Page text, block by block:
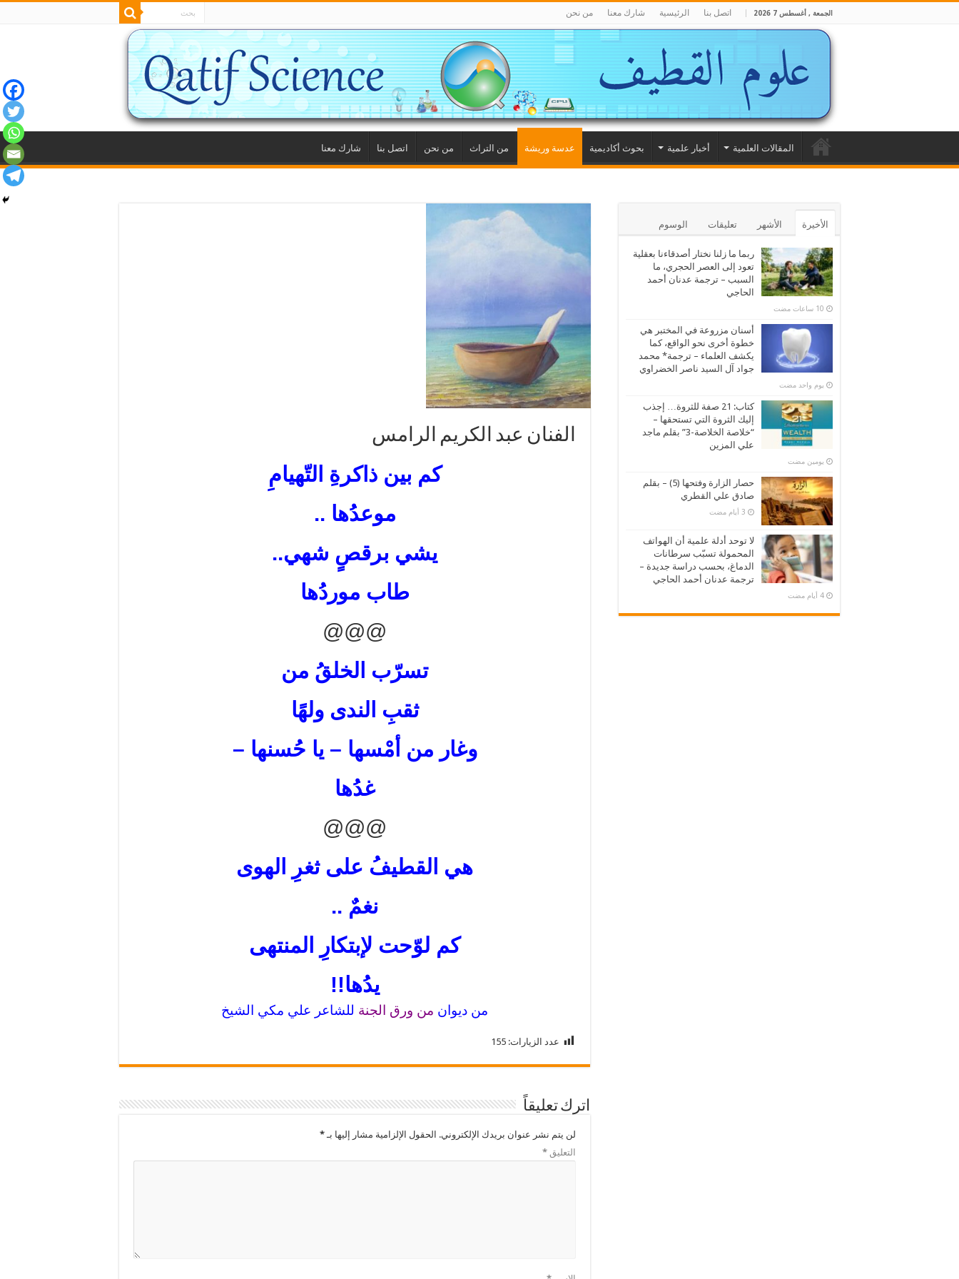
الجمعة , أغسطس 7 2026 اتصل بنا الرئيسية شارك معنا من نحن
المقالات العلمية أخبار علمية بحوث أكاديمية عدسة وريشة من التراث من نحن اتصل بنا شارك معنا
الفنان عبد الكريم الرامس
كم بين ذاكرةِ التّهيامِ
موعدُها ..
يشي برقصٍ شهي..
طاب موردُها
@@@
تسرّب الخلقُ من
ثقبِ الندى ولهًا
وغار من أمْسها – يا حُسنها –
غدُها
@@@
هي القطيفُ على ثغرِ الهوى
نغمٌ ..
كم لوّحت لإبتكارِ المنتهى
يدُها!!
من ديوان من ورق الجنة للشاعر علي مكي الشيخ
عدد الزيارات: 155
اترك تعليقاً
لن يتم نشر عنوان بريدك الإلكتروني. الحقول الإلزامية مشار إليها بـ *
التعليق *
الأخيرة الأشهر تعليقات الوسوم
ربما ما زلنا نختار أصدقاءنا بعقلية
تعود إلى العصر الحجري، ما
السبب – ترجمة عدنان أحمد
الحاجي
أسنان مزروعة في المختبر هي
خطوة أخرى نحو الواقع، كما
يكشف العلماء – ترجمة* محمد
جواد آل السيد ناصر الخضراوي
‏يوم واحد مضت
كتاب: 21 صفة للثروة… إجذب
إليك الثروة التي تستحقها –
“خلاصة الخلاصة-3” بقلم ماجد
علي المزين
‏يومين مضت
حصار الزارة وفتحها (5) – بقلم
صادق علي القطري
لا توحد أدلة علمية أن الهواتف
المحمولة تسبّب سرطانات
الدماغ، بحسب دراسة جديدة –
ترجمة عدنان أحمد الحاجي